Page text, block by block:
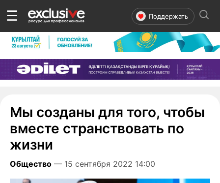
☰ Поддержать
Мы созданы для того, чтобы
вместе странствовать по
жизни
Общество — 15 сентября 2022 14:00